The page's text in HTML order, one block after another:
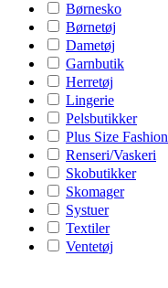
Børnesko
Børnetøj
Dametøj
Garnbutik
Herretøj
Lingerie
Pelsbutikker
Plus Size Fashion
Renseri/Vaskeri
Skobutikker
Skomager
Systuer
Textiler
Ventetøj